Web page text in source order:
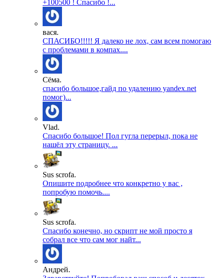
+100500 ! Спасибо !...
вася.
СПАСИБО!!!!! Я далеко не лох, сам всем помогаю
с проблемами в компах....
Сёма.
спасибо большое,гайд по удалению yandex.net
помог)...
Vlad.
Спасибо большое! Пол гугла перерыл, пока не
нашёл эту страницу. ...
Sus scrofa.
Опишите подробнее что конкретно у вас ,
попробую помочь....
Sus scrofa.
Спасибо конечно, но скрипт не мой просто я
собрал все что сам мог найт...
Андрей.